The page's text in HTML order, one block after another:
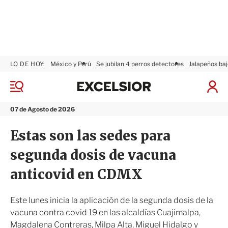
M
n
07 de Agosto de 2026
LO DE HOY: México y Perú Se jubilan 4 perros detectores Jalapeños
I
ó
x
i
r
Estas son las sedes para
segunda dosis de vacuna
anticovid en CDMX
Este lunes inicia la aplicación de la segunda dosis de la
vacuna contra covid 19 en las alcaldías Cuajimalpa,
Magdalena Contreras, Milpa Alta, Miguel Hidalgo y